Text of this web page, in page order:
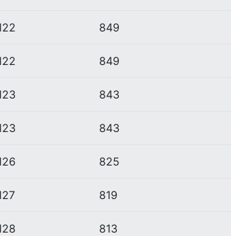
849
849
843
843
825
819
813